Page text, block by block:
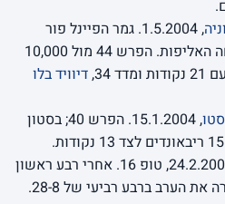
, 1.5.2004. גמר הפיינל פור
הביתי, הערב שבו נלקחה האליפות. הפרש 44 מול 10,000
עם 21 נקודות ומדד 34,
דיוויד בלו
, 15.1.2004. הפרש 40; בסטון
, 24.2.2005, טופ 16. אחרי רבע ראשון